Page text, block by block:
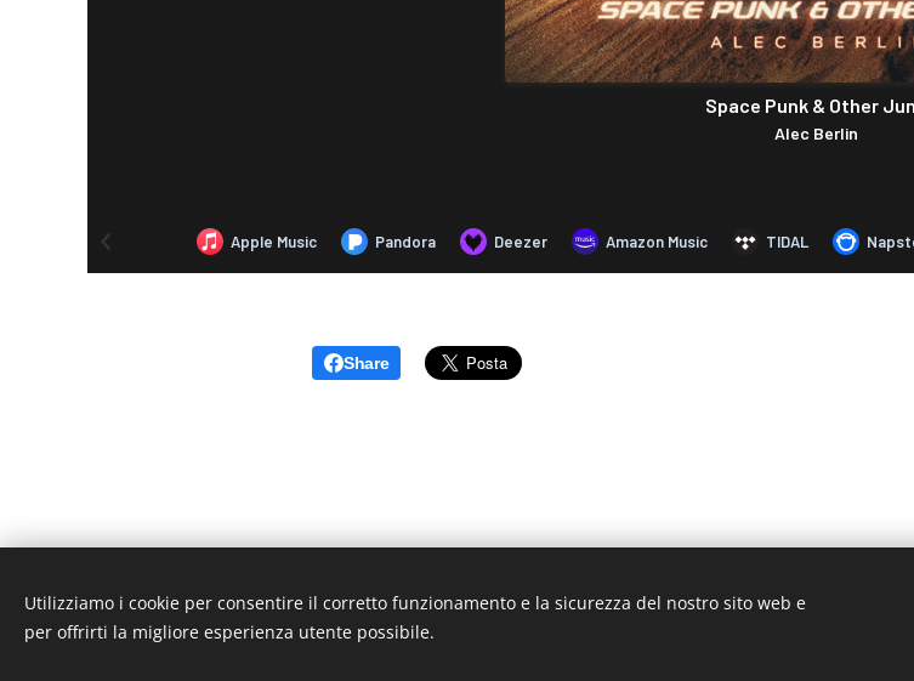
Share
© 2019 www.artistionline.tv
Utilizziamo i cookie per consentire il corretto funzionamento e la sicurezza del nostro sito web e
per offrirti la migliore esperienza utente possibile.